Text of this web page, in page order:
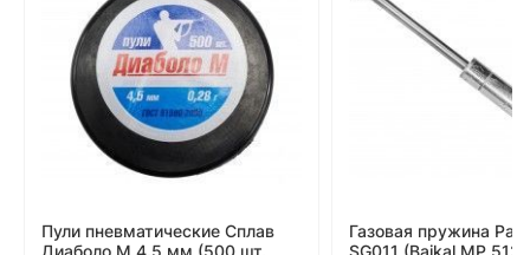
Пули пневматические Сплав
Газовая пружина